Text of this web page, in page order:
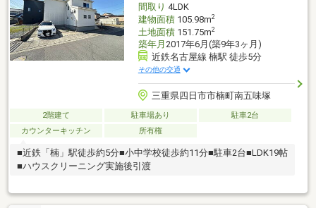
間取り 4LDK
建物面積105.98m2
土地面積151.75m2
築年月 2017年6月(築9年3ヶ月)
近鉄名古屋線 楠駅 徒歩5分
その他の交通
三重県四日市市楠町南五味塚
2階建て 駐車場あり
駐車2台
カウンターキッチン
所有権
■近鉄「楠」駅徒歩約5分■小中学校徒歩約11分■駐車2台■LDK19帖
■ハウスクリーニング実施後引渡